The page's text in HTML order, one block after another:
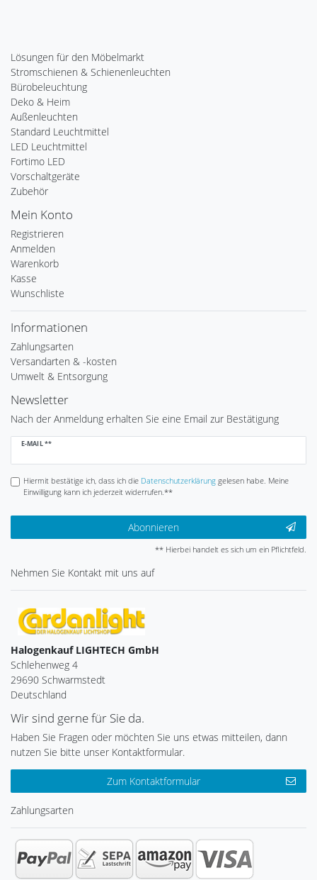
Lösungen für den Möbelmarkt
Stromschienen & Schienenleuchten
Bürobeleuchtung
Deko & Heim
Außenleuchten
Standard Leuchtmittel
LED Leuchtmittel
Fortimo LED
Vorschaltgeräte
Zubehör
Mein Konto
Registrieren
Anmelden
Warenkorb
Kasse
Wunschliste
Informationen
Zahlungsarten
Versandarten & -kosten
Umwelt & Entsorgung
Newsletter
Nach der Anmeldung erhalten Sie eine Email zur Bestätigung
E-MAIL **
Newsletter
Hiermit bestätige ich, dass ich die Daten­schutz­erklärunggelesen habe. Meine
Einwilligung kann ich jederzeit widerrufen.**
Abonnieren
** Hierbei handelt es sich um ein Pflichtfeld.
Nehmen Sie Kontakt mit uns auf
Halogenkauf LIGHTECH GmbH
Schlehenweg 4
29690 Schwarmstedt
Deutschland
Wir sind gerne für Sie da.
Haben Sie Fragen oder möchten Sie uns etwas mitteilen, dann
nutzen Sie bitte unser Kontaktformular.
Zum Kontaktformular
Zahlungsarten